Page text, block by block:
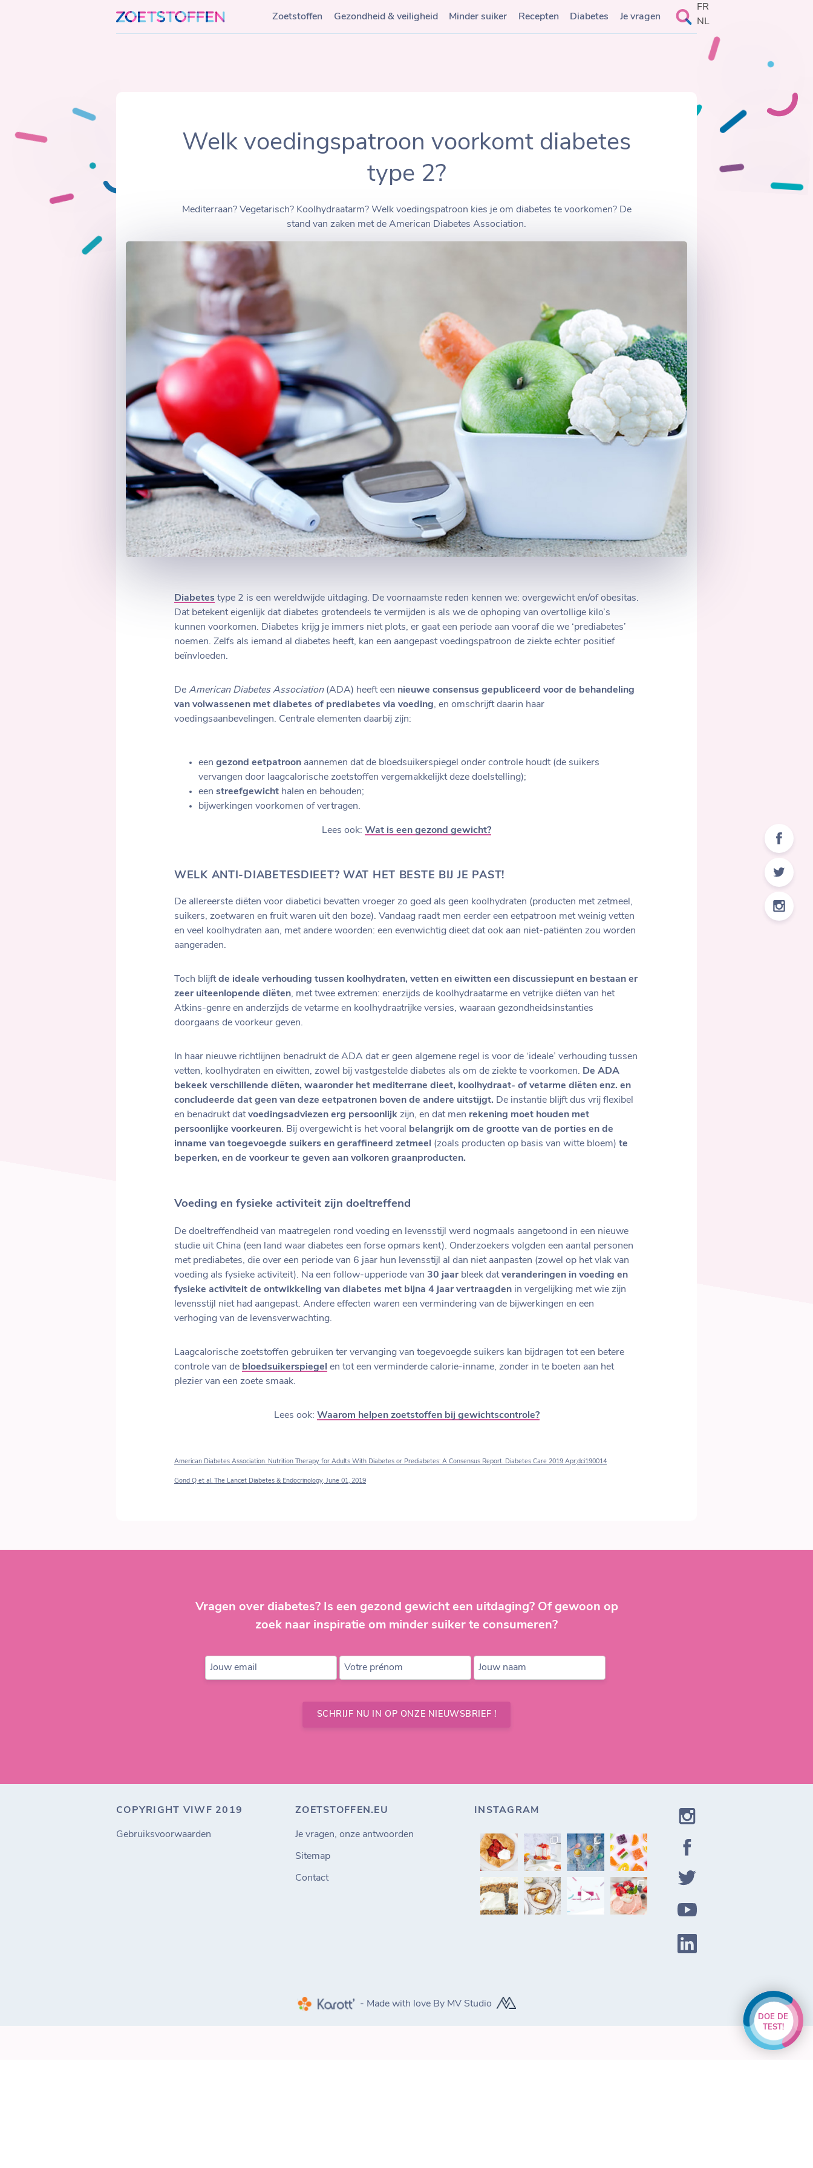
to
content
Zoetstoffen Gezondheid & veiligheid Minder suiker Recepten Diabetes Je vragen
Search
for:
FR
NL
DOE DE
TEST!
Welk voedingspatroon voorkomt diabetes
type 2?
Mediterraan? Vegetarisch? Koolhydraatarm? Welk voedingspatroon kies je om diabetes te voorkomen? De
stand van zaken met de American Diabetes Association.
Diabetes type 2 is een wereldwijde uitdaging. De voornaamste reden kennen we: overgewicht en/of obesitas.
Dat betekent eigenlijk dat diabetes grotendeels te vermijden is als we de ophoping van overtollige kilo’s
kunnen voorkomen. Diabetes krijg je immers niet plots, er gaat een periode aan vooraf die we ‘prediabetes’
noemen. Zelfs als iemand al diabetes heeft, kan een aangepast voedingspatroon de ziekte echter positief
beïnvloeden.
De American Diabetes Association (ADA) heeft een nieuwe consensus gepubliceerd voor de behandeling
van volwassenen met diabetes of prediabetes via voeding, en omschrijft daarin haar
voedingsaanbevelingen. Centrale elementen daarbij zijn:
een gezond eetpatroon aannemen dat de bloedsuikerspiegel onder controle houdt (de suikers
vervangen door laagcalorische zoetstoffen vergemakkelijkt deze doelstelling);
een streefgewicht halen en behouden;
bijwerkingen voorkomen of vertragen.
Lees ook: Wat is een gezond gewicht?
WELK ANTI-DIABETESDIEET? WAT HET BESTE BIJ JE PAST!
De allereerste diëten voor diabetici bevatten vroeger zo goed als geen koolhydraten (producten met zetmeel,
suikers, zoetwaren en fruit waren uit den boze). Vandaag raadt men eerder een eetpatroon met weinig vetten
en veel koolhydraten aan, met andere woorden: een evenwichtig dieet dat ook aan niet-patiënten zou worden
aangeraden.
Toch blijftde ideale verhouding tussen koolhydraten, vetten en eiwitten een discussiepunt en bestaan er
zeer uiteenlopende diëten, met twee extremen: enerzijds de koolhydraatarme en vetrijke diëten van het
Atkins-genre en anderzijds de vetarme en koolhydraatrijke versies, waaraan gezondheidsinstanties
doorgaans de voorkeur geven.
In haar nieuwe richtlijnen benadrukt de ADA dat er geen algemene regel is voor de ‘ideale’ verhouding tussen
vetten, koolhydraten en eiwitten, zowel bij vastgestelde diabetes als om de ziekte te voorkomen. De ADA
bekeek verschillende diëten, waaronder het mediterrane dieet, koolhydraat- of vetarme diëten enz. en
concludeerde dat geen van deze eetpatronen boven de andere uitstijgt. De instantie blijft dus vrij flexibel
en benadrukt datvoedingsadviezen erg persoonlijk zijn, en dat men rekening moet houden met
persoonlijke voorkeuren. Bij overgewicht is het vooral
belangrijk om de grootte van de porties en de
inname van toegevoegde suikers en geraffineerd zetmeel
(zoals producten op basis van witte bloem) te
beperken, en de voorkeur te geven aan volkoren graanproducten.
Voeding en fysieke activiteit zijn doeltreffend
De doeltreffendheid van maatregelen rond voeding en levensstijl werd nogmaals aangetoond in een nieuwe
studie uit China (een land waar diabetes een forse opmars kent). Onderzoekers volgden een aantal personen
met prediabetes, die over een periode van 6 jaar hun levensstijl al dan niet aanpasten (zowel op het vlak van
voeding als fysieke activiteit). Na een follow-upperiode van 30 jaar bleek datveranderingen in voeding en
fysieke activiteit de ontwikkeling van diabetes met bijna 4 jaar vertraagden in vergelijking met wie zijn
levensstijl niet had aangepast. Andere effecten waren een vermindering van de bijwerkingen en een
verhoging van de levensverwachting.
Laagcalorische zoetstoffen gebruiken ter vervanging van toegevoegde suikers kan bijdragen tot een betere
controle van de bloedsuikerspiegel en tot een verminderde calorie-inname, zonder in te boeten aan het
plezier van een zoete smaak.
Lees ook: Waarom helpen zoetstoffen bij gewichtscontrole?
American Diabetes Association. Nutrition Therapy for Adults With Diabetes or Prediabetes: A Consensus Report. Diabetes Care 2019 Apr;dci190014
Gond Q et al. The Lancet Diabetes & Endocrinology, June 01, 2019
Vragen over diabetes? Is een gezond gewicht een uitdaging? Of gewoon op
zoek naar inspiratie om minder suiker te consumeren?
Jouw email Votre prénom Jouw naam
SCHRIJF NU IN OP ONZE NIEUWSBRIEF !
COPYRIGHT VIWF 2019
Gebruiksvoorwaarden
ZOETSTOFFEN.EU
Je vragen, onze antwoorden
Sitemap
Contact
INSTAGRAM
- Made with love By MV Studio